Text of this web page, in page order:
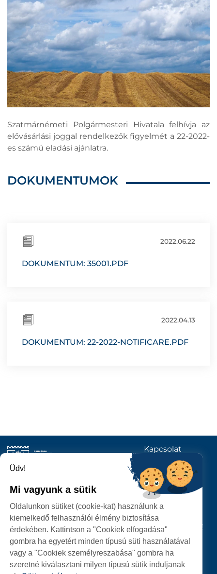
Szatmárnémeti Polgármesteri Hivatala felhívja az
elővásárlási joggal rendelkezők figyelmét a 22-2022-
es számú eladási ajánlatra.
DOKUMENTUMOK
2022.06.22
DOKUMENTUM: 35001.PDF
2022.04.13
DOKUMENTUM: 22-2022-NOTIFICARE.PDF
SZEMÉLYES ADATOK VÉDELME
SZATMÁRNÉMETI
POLGÁRMESTERI HIVATAL
P-ȚA 25 OCTOMBRIE, NR. 1 CORP M, 440026 SATU MARE
Kapcsolat
KÖVESSENEK
Üdv!
Mi vagyunk a sütik
Oldalunkon sütiket (cookie-kat) használunk a
kiemelkedő felhasználói élmény biztosítása
érdekében. Kattintson a "Cookiek elfogadása"
gombra ha egyetért minden típusú süti használatával
vagy a "Cookiek személyreszabása" gombra ha
szeretné kiválasztani milyen típusú sütik induljanak